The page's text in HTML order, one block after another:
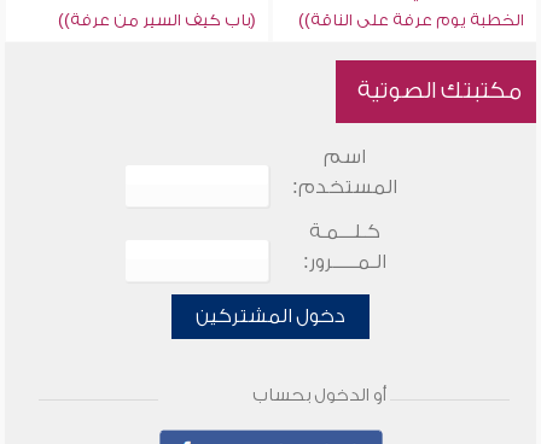
الخطبة يوم عرفة على الناقة))
(باب كيف السير من عرفة))
مكتبتك الصوتية
اسم
المستخدم:
كـلـــمـة
الـمـــــرور:
دخول المشتركين
أو الدخول بحساب